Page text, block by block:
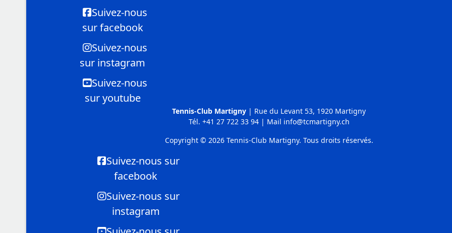
Suivez-nous
sur facebook
Suivez-nous
sur instagram
Suivez-nous
sur youtube
Tennis-Club Martigny | Rue du Levant 53, 1920 Martigny
Tél. +41 27 722 33 94| Mail info@tcmartigny.ch
Copyright © 2026 Tennis-Club Martigny. Tous droits réservés.
Suivez-nous sur
facebook
Suivez-nous sur
instagram